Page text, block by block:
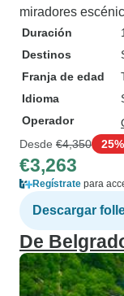
miradores
Duración
Destinos
Franja de edad
Idioma
Operador
Desde €4,350
€3,263
Regístrate para
Descargar
De